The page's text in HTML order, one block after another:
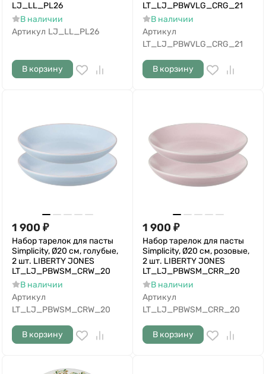
LJ_LL_PL26
В наличии
Артикул LJ_LL_PL26
В корзину
LT_LJ_PBWVLG_CRG_21
В наличии
Артикул
LT_LJ_PBWVLG_CRG_21
В корзину
1 900 ₽
Набор тарелок для пасты
Simplicity, Ø20 см, голубые,
2 шт. LIBERTY JONES
LT_LJ_PBWSM_CRW_20
В наличии
Артикул
LT_LJ_PBWSM_CRW_20
В корзину
1 900 ₽
Набор тарелок для пасты
Simplicity, Ø20 см, розовые,
2 шт. LIBERTY JONES
LT_LJ_PBWSM_CRR_20
В наличии
Артикул
LT_LJ_PBWSM_CRR_20
В корзину